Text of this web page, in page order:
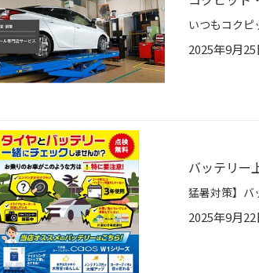
2025年9月25
バッテリー
2025年9月22